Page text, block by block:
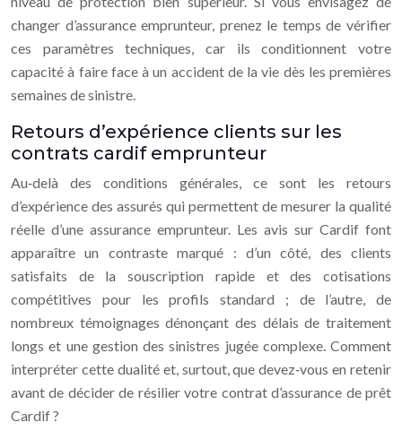
changer d’assurance emprunteur, prenez le temps de vérifier
ces paramètres techniques, car ils conditionnent votre
capacité à faire face à un accident de la vie dès les premières
semaines de sinistre.
Retours d’expérience clients sur les
contrats cardif emprunteur
Au‑delà des conditions générales, ce sont les retours
d’expérience des assurés qui permettent de mesurer la qualité
réelle d’une assurance emprunteur. Les avis sur Cardif font
apparaître un contraste marqué : d’un côté, des clients
satisfaits de la souscription rapide et des cotisations
compétitives pour les profils standard ; de l’autre, de
nombreux témoignages dénonçant des délais de traitement
longs et une gestion des sinistres jugée complexe. Comment
interpréter cette dualité et, surtout, que devez‑vous en retenir
avant de décider de résilier votre contrat d’assurance de prêt
Cardif ?